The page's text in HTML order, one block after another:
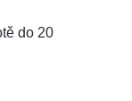
do 20